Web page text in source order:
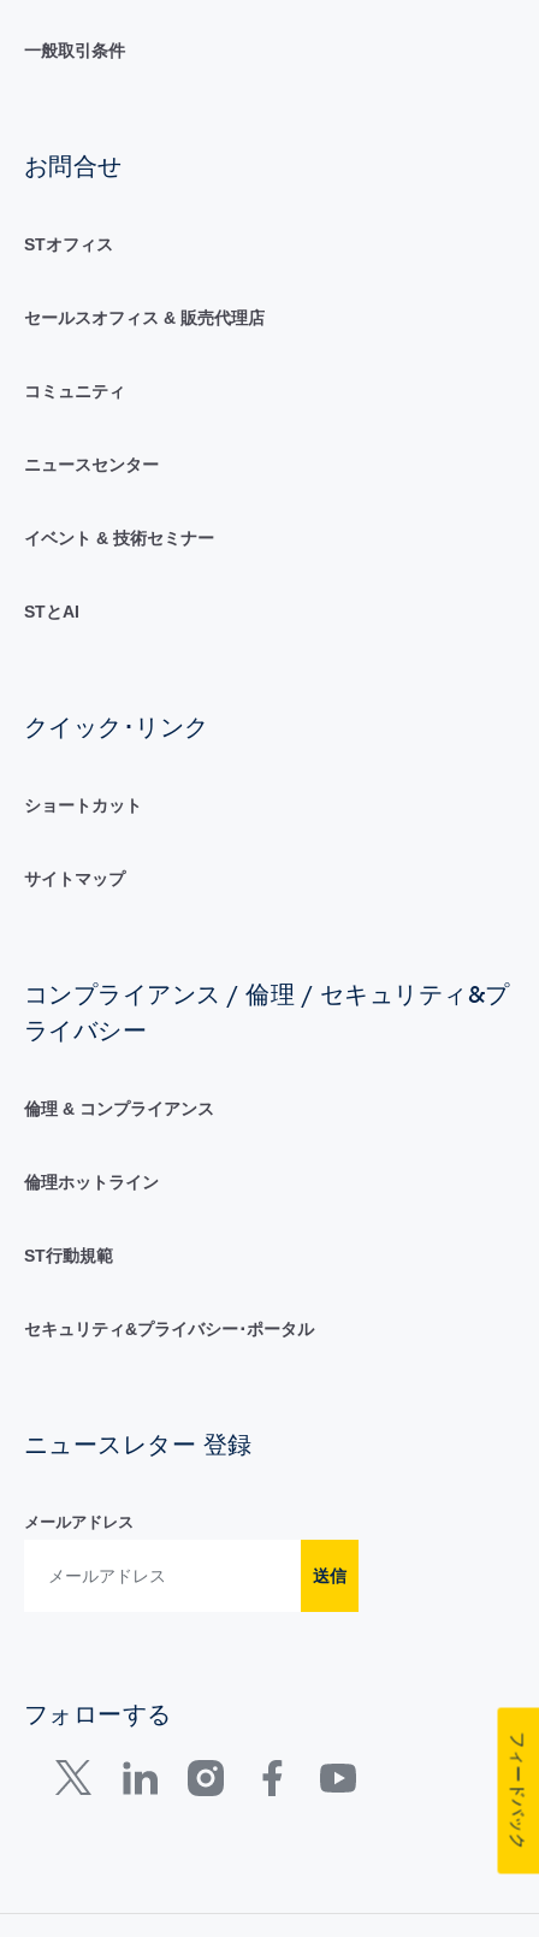
一般取引条件
お問合せ
STオフィス
セールスオフィス & 販売代理店
コミュニティ
ニュースセンター
イベント & 技術セミナー
STとAI
クイック･リンク
ショートカット
サイトマップ
コンプライアンス / 倫理 / セキュリティ&プ
ライバシー
倫理 & コンプライアンス
倫理ホットライン
ST行動規範
セキュリティ&プライバシー･ポータル
ニュースレター 登録
メールアドレス
送信
フォローする
フィードバック